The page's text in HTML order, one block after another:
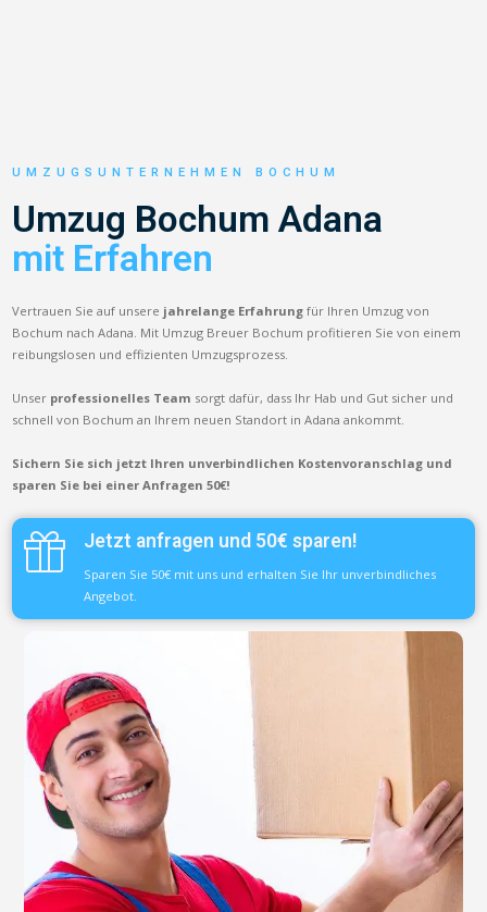
UMZUGSUNTERNEHMEN BOCHUM
Umzug Bochum Adana
mit Erfahren
Vertrauen Sie auf unsere jahrelange Erfahrung für Ihren Umzug von
Bochum nach Adana. Mit Umzug Breuer Bochum profitieren Sie von einem
reibungslosen und effizienten Umzugsprozess.
Unser professionelles Team sorgt dafür, dass Ihr Hab und Gut sicher und
schnell von Bochum an Ihrem neuen Standort in Adana ankommt.
Sichern Sie sich jetzt Ihren unverbindlichen Kostenvoranschlag und
sparen Sie bei einer Anfragen 50€!
Jetzt anfragen und 50€ sparen!
Sparen Sie 50€ mit uns und erhalten Sie Ihr unverbindliches
Angebot.